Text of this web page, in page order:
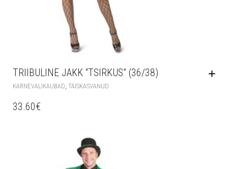
TRIIBULINE JAKK “TSIRKUS” (36/38)
KARNEVALIKAUBAD, TÄISKASVANUD
33.60€